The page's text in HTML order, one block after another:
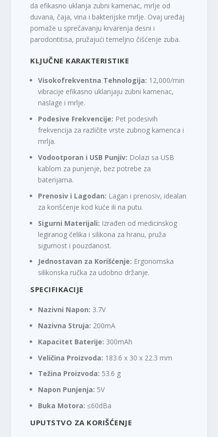
da efikasno uklanja zubni kamenac, mrlje od
duvana, čaja, vina i bakterijske mrlje. Ovaj uređaj
pomaže u sprečavanju krvarenja desni i
parodontitisa, pružajući temeljno čišćenje zuba.
KLJUČNE KARAKTERISTIKE
Visokofrekventna Tehnologija: 12,000/min
vibracije efikasno uklanjaju zubni kamenac,
naslage i mrlje.
Podesive Frekvencije: Pet podesivih
frekvencija za različite vrste zubnog kamenca i
mrlja.
Vodootporan i USB Punjiv: Dolazi sa USB
kablom za punjenje, bez potrebe za
baterijama.
Prenosiv i Lagodan: Lagan i prenosiv, idealan
za korišćenje kod kuće ili na putu.
Sigurni Materijali: Izrađen od medicinskog
legiranog čelika i silikona za hranu, pruža
sigurnost i pouzdanost.
Jednostavan za Korišćenje: Ergonomska
silikonska ručka za udobno držanje.
SPECIFIKACIJE
Nazivni Napon: 3.7V
Nazivna Struja: 200mA
Kapacitet Baterije: 300mAh
Veličina Proizvoda: 183.6 x 30 x 22.3 mm
Težina Proizvoda: 53.6 g
Napon Punjenja: 5V
Buka Motora: ≤60dBa
UPUTSTVO ZA KORIŠĆENJE